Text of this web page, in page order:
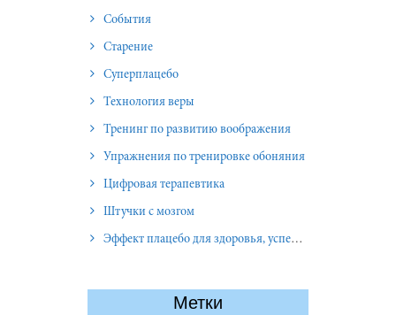
События
Старение
Суперплацебо
Технология веры
Тренинг по развитию воображения
Упражнения по тренировке обоняния
Цифровая терапевтика
Штучки с мозгом
Эффект плацебо для здоровья, успеха и отношений
Метки